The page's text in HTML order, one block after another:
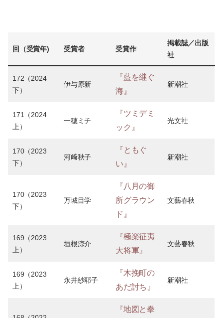
回（受賞年) 受賞者 受賞作
掲載誌／出版
社
172（2024
下）
伊与原新
『藍を継ぐ
海』
新潮社
171（2024
上）
一穂ミチ
『ツミデミ
ック』
光文社
170（2023
下）
河﨑秋子
『ともぐ
い』
新潮社
170（2023
下）
万城目学
『八月の御
所グラウン
ド』
文藝春秋
169（2023
上）
垣根涼介
『極楽征夷
大将軍』
文藝春秋
169（2023
上）
永井紗耶子
『木挽町の
あだ討ち』
新潮社
『地図と拳